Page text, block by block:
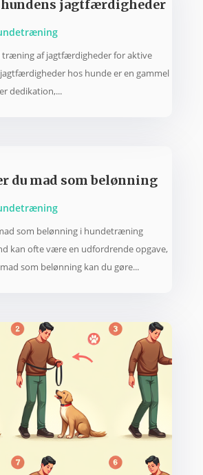
jagtfærdigheder
af jagtfærdigheder for aktive
hos hunde er en gammel
dedikation,...
du mad som belønning
som belønning i hundetræning
kan ofte være en udfordrende opgave,
som belønning kan du gøre...